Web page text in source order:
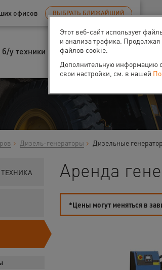
офисов ВЫБРАТЬ БЛИЖАЙШИЙ
у техники Запчасти
Дизель-генераторы Дизельные
Аренда
*Цены могут меняться в
Этот веб-сайт использует
и анализа трафика. Продолжая
файлов cookie.
Дополнительную информацию
свои настройки, см. в нашей